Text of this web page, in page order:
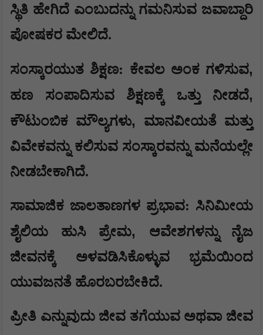
ಸ್ಥಿತಿ ಹೇಗಿದೆ ಎಂಬುದನ್ನು ಗಮನಿಸುವ ಜವಾಬ್ದಾರಿ
ಪೋಷಕರ ಮೇಲಿದೆ.
​ಸಂಸ್ಕಾರಯುತ ಶಿಕ್ಷಣ: ಕೇವಲ ಅಂಕ ಗಳಿಸುವ,
ಹಣ ಸಂಪಾದಿಸುವ ಶಿಕ್ಷಣಕ್ಕೆ ಒತ್ತು ನೀಡದೆ,
ಕೌಟುಂಬಿಕ ಮೌಲ್ಯಗಳು, ಮಾನವೀಯತೆ ಮತ್ತು
ವಿವೇಕವನ್ನು ಕಲಿಸುವ ಸಂಸ್ಕಾರವನ್ನು ಮನೆಯಲ್ಲೇ
ನೀಡಬೇಕಾಗಿದೆ.
​ಸಾಮಾಜಿಕ ಜಾಲತಾಣಗಳ ಪ್ರಭಾವ: ಸಿನಿಮೀಯ
ಶೈಲಿಯ ಹುಸಿ ಪ್ರೇಮ, ಆವೇಶಗಳನ್ನು ನೈಜ
ಜೀವನಕ್ಕೆ ಅಳವಡಿಸಿಕೊಳ್ಳುವ ಭ್ರಮೆಯಿಂದ
ಯುವಜನತೆ ಹೊರಬರಬೇಕಿದೆ.
​​ಪ್ರೀತಿ ಎನ್ನುವುದು ಜೀವ ತಗೆಯುವ ಅಥವಾ ಜೀವ